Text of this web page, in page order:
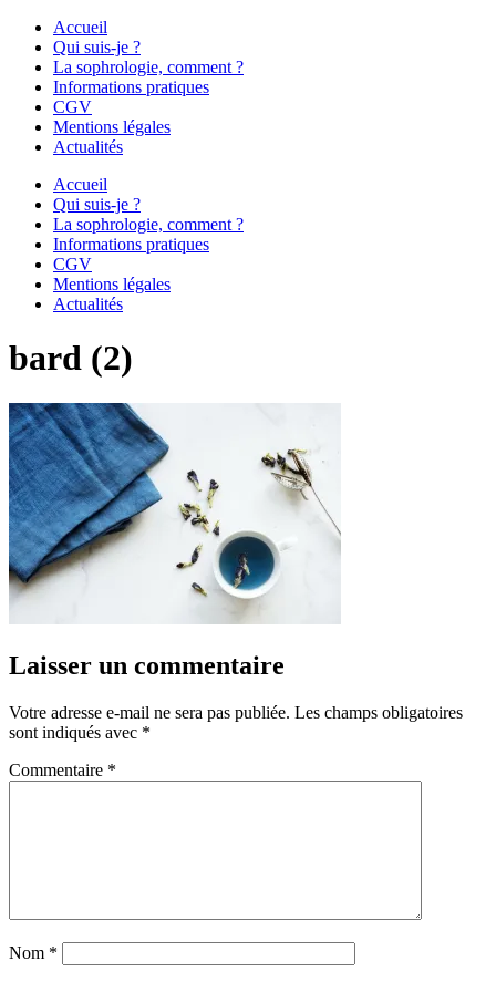
Accueil
Qui suis-je ?
La sophrologie, comment ?
Informations pratiques
CGV
Mentions légales
Actualités
Accueil
Qui suis-je ?
La sophrologie, comment ?
Informations pratiques
CGV
Mentions légales
Actualités
bard (2)
Laisser un commentaire
Votre adresse e-mail ne sera pas publiée. Les champs obligatoires
sont indiqués avec *
Commentaire *
Nom *